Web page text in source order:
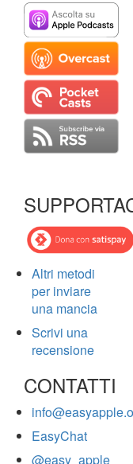
Altri metodi
per inviare
una mancia
Scrivi una
recensione
CONTATTI
EasyChat
@easy_apple